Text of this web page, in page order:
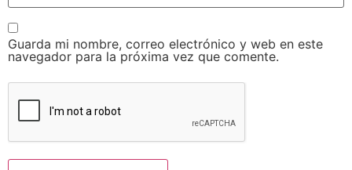
Guarda mi nombre, correo electrónico y web en este
navegador para la próxima vez que comente.